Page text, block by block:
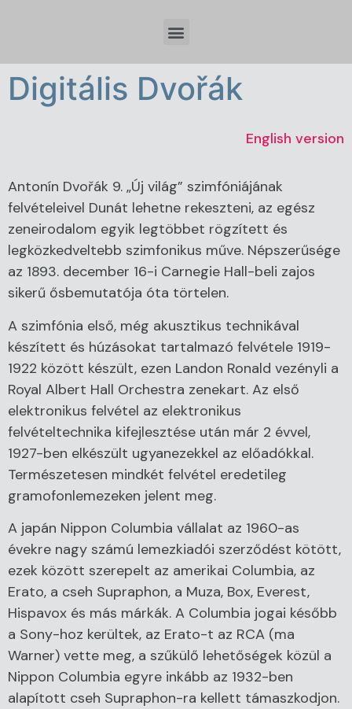
Digitális Dvořák
English version
Antonín Dvořák 9. „Új világ” szimfóniájának
felvételeivel Dunát lehetne rekeszteni, az egész
zeneirodalom egyik legtöbbet rögzített és
legközkedveltebb szimfonikus műve. Népszerűsége
az 1893. december 16-i Carnegie Hall-beli zajos
sikerű ősbemutatója óta törtelen.
A szimfónia első, még akusztikus technikával
készített és húzásokat tartalmazó felvétele 1919-
1922 között készült, ezen Landon Ronald vezényli a
Royal Albert Hall Orchestra zenekart. Az első
elektronikus felvétel az elektronikus
felvételtechnika kifejlesztése után már 2 évvel,
1927-ben elkészült ugyanezekkel az előadókkal.
Természetesen mindkét felvétel eredetileg
gramofonlemezeken jelent meg.
A japán Nippon Columbia vállalat az 1960-as
évekre nagy számú lemezkiadói szerződést kötött,
ezek között szerepelt az amerikai Columbia, az
Erato, a cseh Supraphon, a Muza, Box, Everest,
Hispavox és más márkák. A Columbia jogai később
a Sony-hoz kerültek, az Erato-t az RCA (ma
Warner) vette meg, a szűkülő lehetőségek közül a
Nippon Columbia egyre inkább az 1932-ben
alapított cseh Supraphon-ra kellett támaszkodjon.